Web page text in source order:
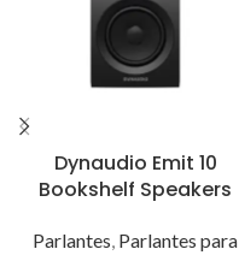
Dynaudio Emit 10
Bookshelf Speakers
Parlantes Parlantes para